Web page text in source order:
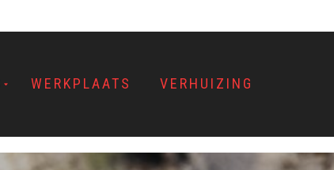
WERKPLAATS VERHUIZING